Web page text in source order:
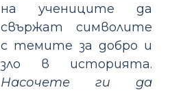
на учениците да
свържат символите
с темите за добро и
зло в историята.
Насочете ги да